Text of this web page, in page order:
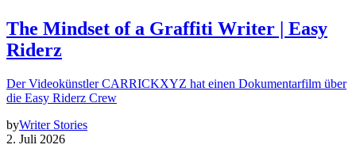
The Mindset of a Graffiti Writer | Easy
Riderz
Der Videokünstler CARRICKXYZ hat einen Dokumentarfilm über
die Easy Riderz Crew
byWriter Stories
2. Juli 2026